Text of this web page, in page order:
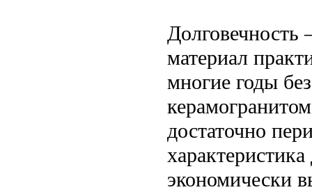
материал
многие годы
достаточно
экономически